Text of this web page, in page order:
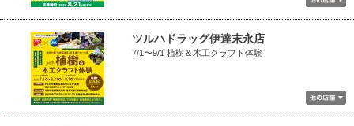
ツルハドラッグ伊達末永店
7/1〜9/1 植樹＆木工クラフト体験